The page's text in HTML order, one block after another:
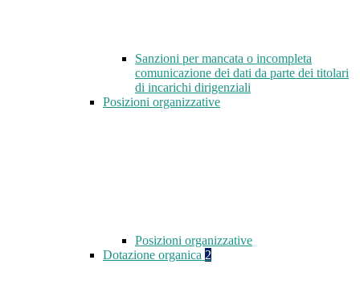
Sanzioni per mancata o incompleta
comunicazione dei dati da parte dei titolari
di incarichi dirigenziali
Posizioni organizzative
Posizioni organizzative
Dotazione organica 2